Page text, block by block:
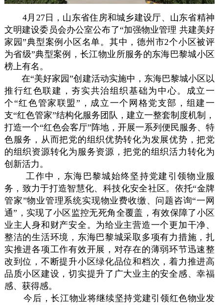
4月27日，山东省住房和城乡建设厅、山东省精神
文明建设委员会办公室公布了“加强物业管理 共建美好
家园”典型案例小区名单。其中，德州市2个小区被评
为省级”典型案例，长江物业所服务的东海巴黎城小区
榜上有名。
在“美好家园”创建活动实施中，东海巴黎城小区以
推行红色联建，夯实共治组织基础为中心。成立一
个“红色管家联盟”，成立一个网格党支部，组建一
支“红色管家”结构化服务团队，建立一整套制度机制，
打造一个“红色会客厅”阵地，开展一系列便民服务、特
色服务，从而把党的组织优势转化为发展优势，把党
的组织资源转化为服务资源，把党的组织活力转化为
创新活力。
工作中，东海巴黎城始终坚持党建引领物业服
务，致力于打造智慧化、科技化安全社区。依托“金牌
管家”物业管理系统实现物业费收缴、问题咨询“一网
通”，实现了小区监控无死角全覆盖，有效保障了小区
业主人身和财产安全。为给业主营造一个更加干净、
整洁的生活环境，东海巴黎城采取多项有力措施，扎
实推进各项工作有效开展，对存在的薄弱环节迅速整
改到位，不断提升小区绿化品位和档次，着力推进高
品质小区建设，切实提升了广大业主的安全感、幸福
感、获得感。
今后，长江物业将继续坚持党建引领红色物业发